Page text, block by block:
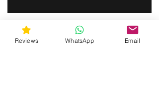
envolturadearmas@yahoo.com
Reviews WhatsApp Email